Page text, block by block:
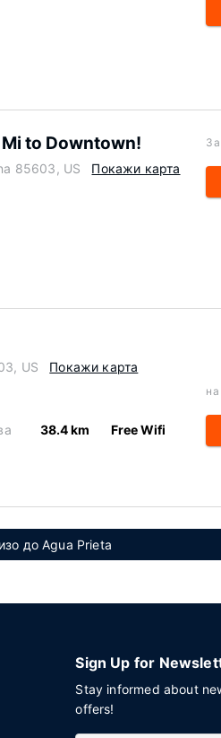
to Downtown!
85603, US Покажи карта
US Покажи карта
38.4 km Free Wifi
до Agua Prieta
Sign Up for
Stay informed about
offers!